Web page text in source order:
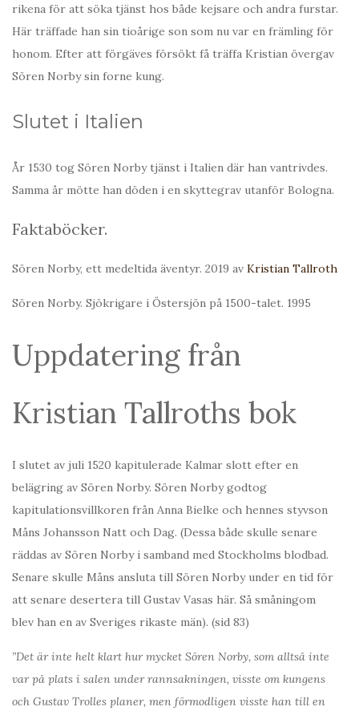
rikena för att söka tjänst hos både kejsare och andra furstar.
Här träffade han sin tioårige son som nu var en främling för
honom. Efter att förgäves försökt få träffa Kristian övergav
Sören Norby sin forne kung.
Slutet i Italien
År 1530 tog Sören Norby tjänst i Italien där han vantrivdes.
Samma år mötte han döden i en skyttegrav utanför Bologna.
Faktaböcker.
Sören Norby, ett medeltida äventyr. 2019 av Kristian Tallroth
Sören Norby. Sjökrigare i Östersjön på 1500-talet. 1995
Uppdatering från
Kristian Tallroths bok
I slutet av juli 1520 kapitulerade Kalmar slott efter en
belägring av Sören Norby. Sören Norby godtog
kapitulationsvillkoren från Anna Bielke och hennes styvson
Måns Johansson Natt och Dag. (Dessa både skulle senare
räddas av Sören Norby i samband med Stockholms blodbad.
Senare skulle Måns ansluta till Sören Norby under en tid för
att senare desertera till Gustav Vasas här. Så småningom
blev han en av Sveriges rikaste män). (sid 83)
”Det är inte helt klart hur mycket Sören Norby, som alltså inte
var på plats i salen under rannsakningen, visste om kungens
och Gustav Trolles planer, men förmodligen visste han till en